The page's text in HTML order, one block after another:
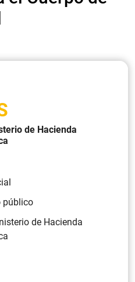
de Hacienda
público
de Hacienda